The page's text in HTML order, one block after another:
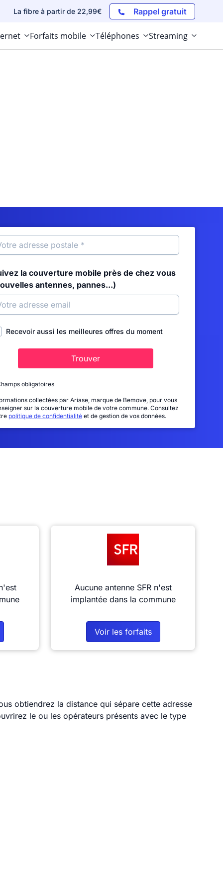
La fibre à partir de 22,99€ Rappel gratuit
Forfaits mobile Téléphones Streaming
la couverture mobile près de chez vous
antennes, pannes...)
Recevoir aussi les meilleures offres du moment
Trouver
obligatoires
collectées par Ariase, marque de Bemove, pour vous
sur la couverture mobile de votre commune. Consultez
politique de confidentialité et de gestion de vos données.
Aucune antenne SFR n'est
implantée dans la commune
Voir les forfaits
obtiendrez la distance qui sépare cette adresse
le ou les opérateurs présents avec le type